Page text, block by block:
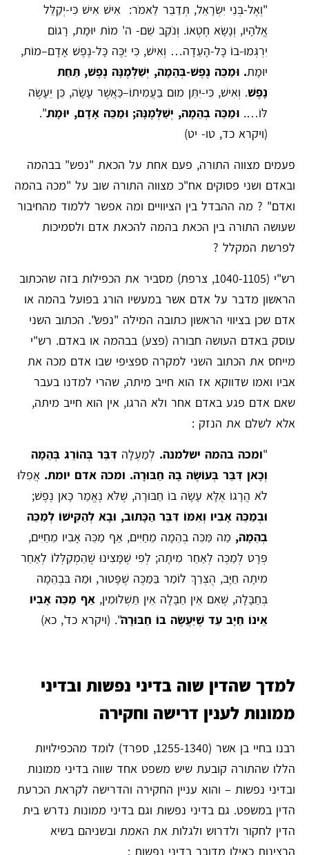
"וְאֶל-בְּנֵי יִשְׂרָאֵל, תְּדַבֵּר לֵאמֹר: אִישׁ אִישׁ כִּי-יְקַלֵּל
אֱלֹהָיו, וְנָשָׂא חֶטְאוֹ. וְנֹקֵב שֵׁם- ה' מוֹת יוּמָת, רָגוֹם
יִרְגְּמוּ-בוֹ כָּל-הָעֵדָה… וְאִישׁ, כִּי יַכֶּה כָּל-נֶפֶשׁ אָדָם–מוֹת,
יוּמָת. וּמַכֵּה נֶפֶשׁ-בְּהֵמָה, יְשַׁלְּמֶנָּה נֶפֶשׁ, תַּחַת
נָפֶשׁ. וְאִישׁ, כִּי-יִתֵּן מוּם בַּעֲמִיתוֹ–כַּאֲשֶׁר עָשָׂה, כֵּן יֵעָשֶׂה
לּוֹ…. וּמַכֵּה בְהֵמָה, יְשַׁלְּמֶנָּה; וּמַכֵּה אָדָם, יוּמָת.".
(ויקרא כד, טו- יט)
פעמים מצווה התורה, פעם אחת על הכאת "נפש" בבהמה
ובאדם ושני פסוקים אח"כ מצווה התורה שוב על "מכה בהמה
ואדם" ? מה ההבדל בין הציוויים ומה אפשר ללמוד מהחיבור
שעושה התורה בין הכאת בהמה להכאת אדם ולסמיכות
לפרשת המקלל ?
רש"י (1040-1105, צרפת) מסביר את הכפילות בזה שהכתוב
הראשון מדבר על אדם אשר במעשיו הורג בפועל בהמה או
אדם שכן בציווי הראשון כתובה המילה "נפש". הכתוב השני
עוסק באדם העושה חבורה (פצע) בבהמה או באדם. רש"י
מייחס את הכתוב השני למקרה ספציפי שבו אדם מכה את
אביו ואמו שדווקא אז הוא חייב מיתה, שהרי למדנו בעבר
שאם אדם פגע באדם אחר ולא הרגו, אין הוא חייב מיתה,
אלא לשלם את הנזק :
"ומכה בהמה ישלמנה. לְמַעְלָה דִּבֵּר בְּהוֹרֵג בְּהֵמָה
וְכָאן דִּבֵּר בְּעוֹשֶׂה בָהּ חַבּוּרָה. ומכה אדם יומת. אֲפִלּוּ
לֹא הֲרָגוֹ אֶלָּא עָשָׂה בוֹ חַבּוּרָה, שֶׁלֹּא נֶאֱמַר כָּאן נֶפֶשׁ;
וּבְמַכֵּה אָבִיו וְאִמּוֹ דִּבֵּר הַכָּתוּב, וּבָא לְהַקִּישׁוֹ לְמַכֵּה
בְהֵמָה, מַה מַּכֵּה בְהֵמָה מֵחַיִּים, אַף מַכֵּה אָבִיו מֵחַיִּים,
פְּרָט לְמַכֶּה לְאַחַר מִיתָה; לְפִי שֶׁמָּצִינוּ שֶׁהַמְקַלְּלוֹ לְאַחַר
מִיתָה חַיָּב, הֻצְרַךְ לוֹמַר בַּמַּכֶּה שֶׁפָּטוּר, וּמַה בִּבְהֵמָה
בְּחַבָּלָה, שֶׁאִם אֵין חַבָּלָה אֵין תַּשְׁלוּמִין, אַף מַכֵּה אָבִיו
אֵינוֹ חַיָּב עַד שֶׁיַּעֲשֶֹה בוֹ חַבּוּרָה". (ויקרא כד', כא)
למדך שהדין שוה בדיני נפשות ובדיני
ממונות לענין דרישה וחקירה
רבנו בחיי בן אשר (1255-1340, ספרד) לומד מהכפילויות
הללו שהתורה קובעת שיש משפט אחד שווה בדיני ממונות
ובדיני נפשות – והוא עניין החקירה והדרישה לקראת הכרעת
הדין במשפט. גם בדיני נפשות וגם בדיני ממונות נדרש בית
הדין לחקור ולדרוש ולגלות את האמת ובשניהם בשיא
הרצינות כאילו מדובר בדיני נפשות :